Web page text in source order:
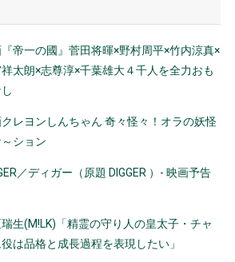
帝一の國』菅田将暉×野村周平×竹内涼真×
太朗×志尊淳×千葉雄大４千人を全力おも
レヨンしんちゃん 奇々怪々！オラの妖怪
ション
／ディガー（原題 DIGGER ）- 映画予告
生(M!LK)「精霊の守り人の皇太子・チャ
は品格と成長過程を表現したい」